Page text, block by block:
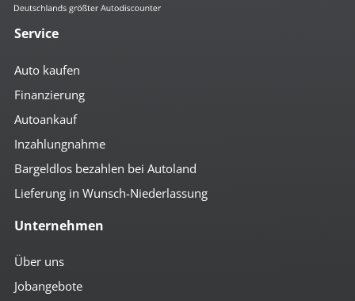
Service
Auto kaufen
Finanzierung
Autoankauf
Inzahlungnahme
Bargeldlos bezahlen bei Autoland
Lieferung in Wunsch-Niederlassung
Unternehmen
Über uns
Jobangebote